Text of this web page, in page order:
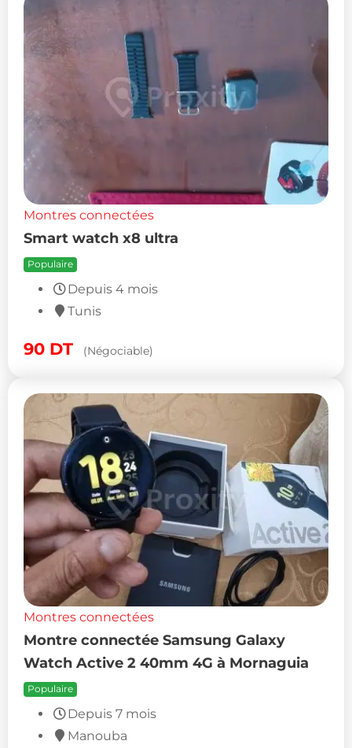
Montres connectées
Smart watch x8 ultra
Populaire
Depuis 4 mois
Tunis
90 DT (Négociable)
Montres connectées
Montre connectée Samsung Galaxy
Watch Active 2 40mm 4G à Mornaguia
Populaire
Depuis 7 mois
Manouba